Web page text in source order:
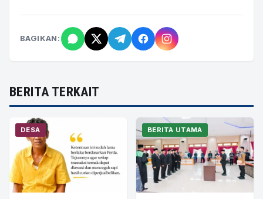
BAGIKAN:
BERITA TERKAIT
DESA BERITA UTAMA